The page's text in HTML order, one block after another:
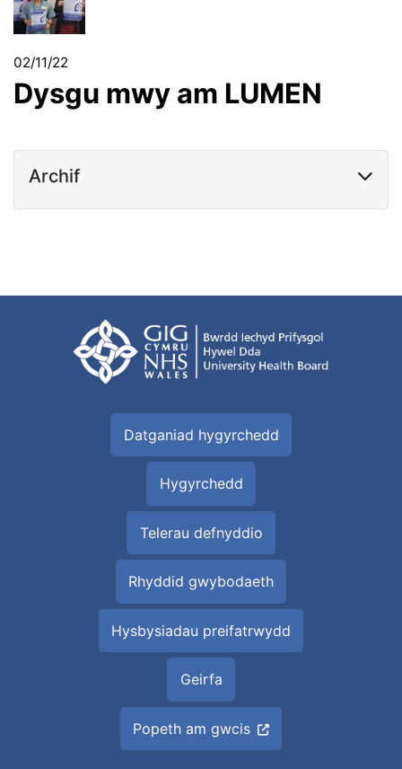
02/11/22
Dysgu mwy am LUMEN
Archif
Datganiad hygyrchedd
Hygyrchedd
Telerau defnyddio
Rhyddid gwybodaeth
Hysbysiadau preifatrwydd
Geirfa
Popeth am gwcis